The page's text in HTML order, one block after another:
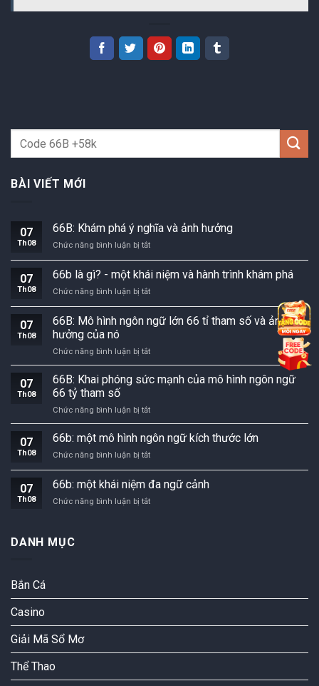
BÀI VIẾT MỚI
07
Th08
66B: Khám phá ý nghĩa và ảnh hưởng
Chức năng bình luận bị tắt66B:
phá
ý
nghĩa
và
ảnh
hưởng
07
Th08
66b là gì? - một khái niệm và hành trình khám phá
Chức năng bình luận bị tắt66b
-
khái
niệm
và
khám
phá
07
Th08
66B: Mô hình ngôn ngữ lớn 66 tỉ tham số và ảnh
hưởng của nó
Chức năng bình luận bị tắt66B:
Mô
hình
lớn
66
tỉ
số
và
ảnh
07
Th08
66B: Khai phóng sức mạnh của mô hình ngôn ngữ
66 tỷ tham số
Chức năng bình luận bị tắt66B:
Khai
phóng
sức
mạnh
của
mô
ngôn
07
Th08
66b: một mô hình ngôn ngữ kích thước lớn
Chức năng bình luận bị tắt66b:
mô
hình
ngôn
07
Th08
66b: một khái niệm đa ngữ cảnh
Chức năng bình luận bị tắt66b:
DANH MỤC
Bắn Cá
Casino
Giải Mã Sổ Mơ
Thể Thao